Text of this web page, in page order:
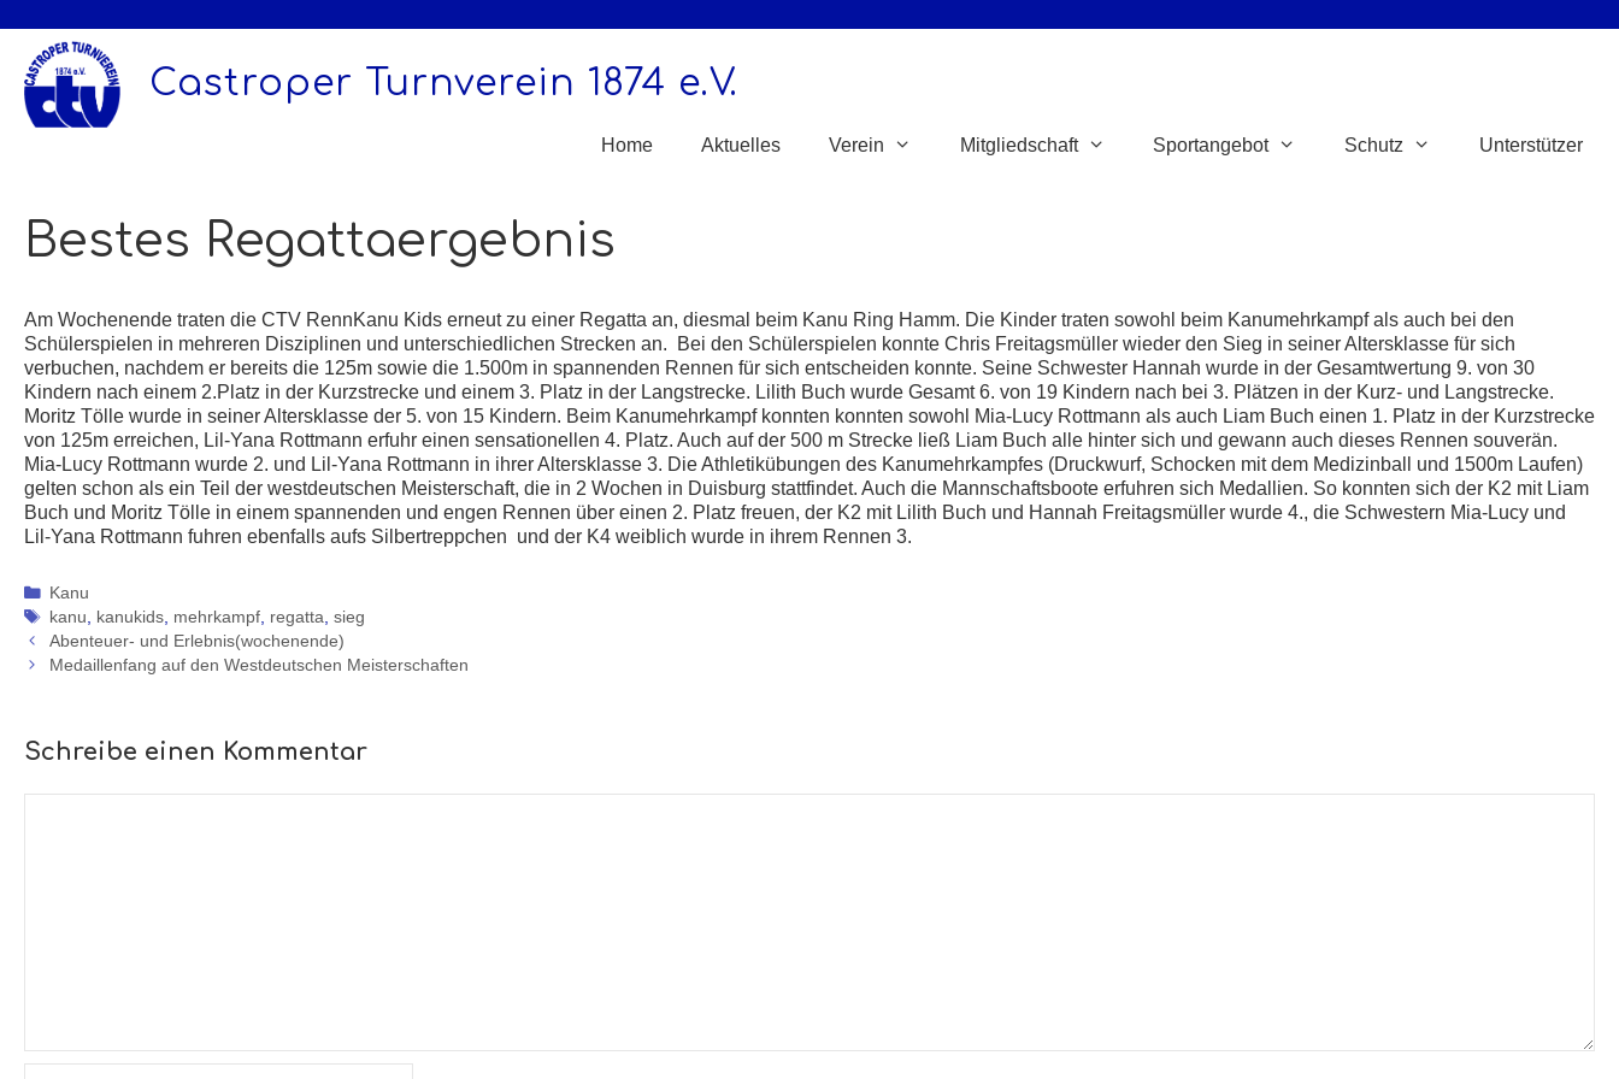
Inhalt
springen
Castroper Turnverein 1874 e.V.
Home Aktuelles Verein Mitgliedschaft Sportangebot Schutz Unterstützer
Bestes Regattaergebnis
Am Wochenende traten die CTV RennKanu Kids erneut zu einer Regatta an, diesmal beim Kanu Ring Hamm. Die Kinder traten sowohl beim Kanumehrkampf als auch bei den
Schülerspielen in mehreren Disziplinen und unterschiedlichen Strecken an. Bei den Schülerspielen konnte Chris Freitagsmüller wieder den Sieg in seiner Altersklasse für sich
verbuchen, nachdem er bereits die 125m sowie die 1.500m in spannenden Rennen für sich entscheiden konnte. Seine Schwester Hannah wurde in der Gesamtwertung 9. von 30
Kindern nach einem 2.Platz in der Kurzstrecke und einem 3. Platz in der Langstrecke. Lilith Buch wurde Gesamt 6. von 19 Kindern nach bei 3. Plätzen in der Kurz- und Langstrecke.
Moritz Tölle wurde in seiner Altersklasse der 5. von 15 Kindern. Beim Kanumehrkampf konnten konnten sowohl Mia-Lucy Rottmann als auch Liam Buch einen 1. Platz in der Kurzstrecke
von 125m erreichen, Lil-Yana Rottmann erfuhr einen sensationellen 4. Platz. Auch auf der 500 m Strecke ließ Liam Buch alle hinter sich und gewann auch dieses Rennen souverän.
Mia-Lucy Rottmann wurde 2. und Lil-Yana Rottmann in ihrer Altersklasse 3. Die Athletikübungen des Kanumehrkampfes (Druckwurf, Schocken mit dem Medizinball und 1500m Laufen)
gelten schon als ein Teil der westdeutschen Meisterschaft, die in 2 Wochen in Duisburg stattfindet. Auch die Mannschaftsboote erfuhren sich Medallien. So konnten sich der K2 mit Liam
Buch und Moritz Tölle in einem spannenden und engen Rennen über einen 2. Platz freuen, der K2 mit Lilith Buch und Hannah Freitagsmüller wurde 4., die Schwestern Mia-Lucy und
Lil-Yana Rottmann fuhren ebenfalls aufs Silbertreppchen und der K4 weiblich wurde in ihrem Rennen 3.
Kategorien
Kanu
Schlagwörter
kanu kanukids mehrkampf regatta ,sieg
Abenteuer- und Erlebnis(wochenende)
Medaillenfang auf den Westdeutschen Meisterschaften
Schreibe einen Kommentar